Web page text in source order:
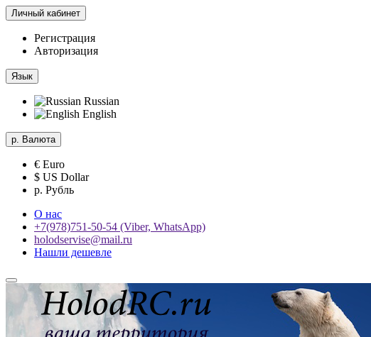
Личный кабинет
Регистрация
Авторизация
Язык
Russian
English
р. Валюта
€ Euro
$ US Dollar
р. Рубль
О нас
+7(978)751-50-54 (Viber, WhatsApp)
holodservise@mail.ru
Нашли дешевле